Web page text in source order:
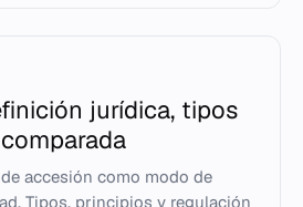
jurídica, tipos
accesión como modo de
Tipos, principios y regulación